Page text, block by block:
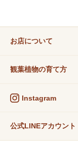
お店について
観葉植物の育て方
Instagram
公式LINEアカウント